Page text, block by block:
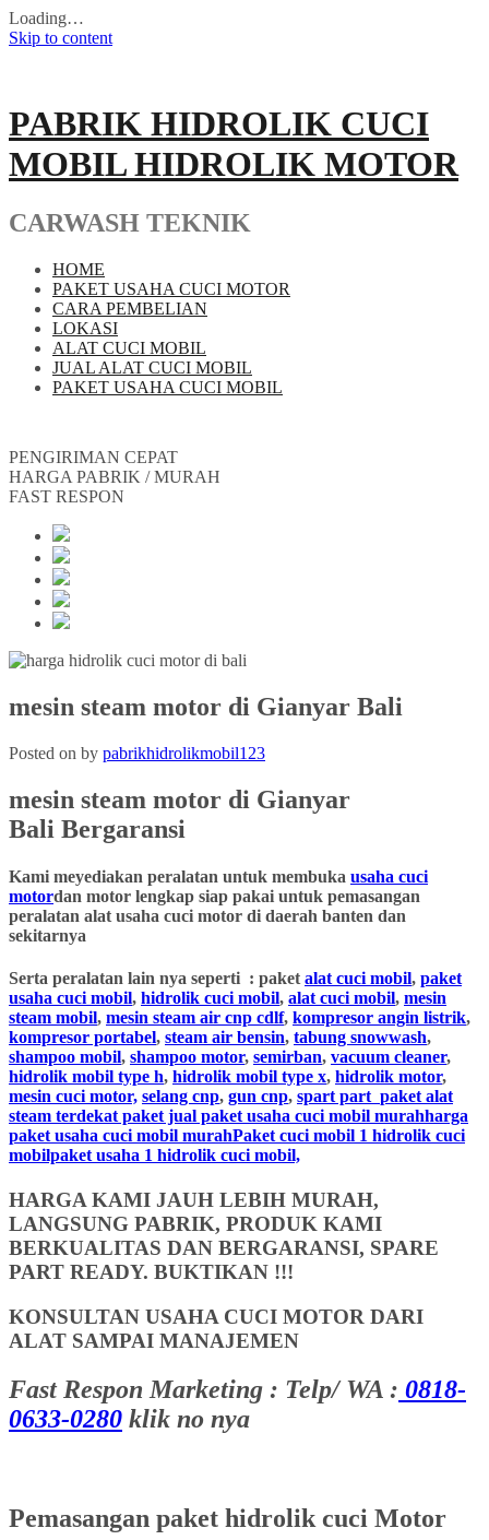
Loading…
Skip to content
PABRIK HIDROLIK CUCI
MOBIL HIDROLIK MOTOR
CARWASH TEKNIK
HOME
PAKET USAHA CUCI MOTOR
CARA PEMBELIAN
LOKASI
ALAT CUCI MOBIL
JUAL ALAT CUCI MOBIL
PAKET USAHA CUCI MOBIL
PENGIRIMAN CEPAT
HARGA PABRIK / MURAH
FAST RESPON
mesin steam motor di Gianyar Bali
Posted on by pabrikhidrolikmobil123
mesin steam motor di Gianyar
Bali Bergaransi
Kami meyediakan peralatan untuk membuka usaha cuci
motordan motor lengkap siap pakai untuk pemasangan
peralatan alat usaha cuci motor di daerah banten dan
sekitarnya
Serta peralatan lain nya seperti : paket alat cuci mobil, paket
usaha cuci mobil, hidrolik cuci mobil, alat cuci mobil, mesin
steam mobil, mesin steam air cnp cdlf, kompresor angin listrik,
kompresor portabel, steam air bensin, tabung snowwash,
shampoo mobil, shampoo motor, semirban, vacuum cleaner,
hidrolik mobil type h, hidrolik mobil type x, hidrolik motor,
mesin cuci motor, selang cnp, gun cnp, spart part paket alat
steam terdekat paket jual paket usaha cuci mobil murahharga
paket usaha cuci mobil murahPaket cuci mobil 1 hidrolik cuci
mobilpaket usaha 1 hidrolik cuci mobil,
HARGA KAMI JAUH LEBIH MURAH,
LANGSUNG PABRIK, PRODUK KAMI
BERKUALITAS DAN BERGARANSI, SPARE
PART READY. BUKTIKAN !!!
KONSULTAN USAHA CUCI MOTOR DARI
ALAT SAMPAI MANAJEMEN
Fast Respon Marketing : Telp/ WA : 0818-
0633-0280 klik no nya
Pemasangan paket hidrolik cuci Motor